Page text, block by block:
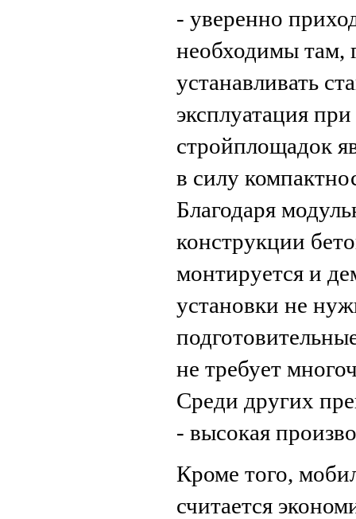
- уверенно
необходимы там,
устанавливать
эксплуатация
стройплощадок
в силу
Благодаря
конструкции
монтируется и
установки не
не требует
Среди других
- высокая
Кроме того,
считается